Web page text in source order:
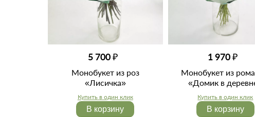
5 700 ₽
Монобукет из роз
«Лисичка»
Купить в один клик
В корзину
1 970 ₽
Монобукет из
«Домик в
Купить в один клик
В корзину